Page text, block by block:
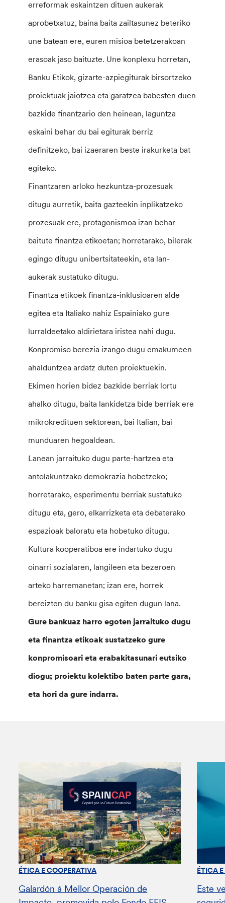
erreformak eskaintzen dituen aukerak
aprobetxatuz, baina baita zailtasunez beteriko
une batean ere, euren misioa betetzerakoan
erasoak jaso baituzte. Une konplexu horretan,
Banku Etikok, gizarte-azpiegiturak birsortzeko
proiektuak jaiotzea eta garatzea babesten duen
bazkide finantzario den heinean, laguntza
eskaini behar du bai egiturak berriz
definitzeko, bai izaeraren beste irakurketa bat
egiteko.
Finantzaren arloko hezkuntza-prozesuak
ditugu aurretik, baita gazteekin inplikatzeko
prozesuak ere, protagonismoa izan behar
baitute finantza etikoetan; horretarako, bilerak
egingo ditugu unibertsitateekin, eta lan-
aukerak sustatuko ditugu.
Finantza etikoek finantza-inklusioaren alde
egitea eta Italiako nahiz Espainiako gure
lurraldeetako aldirietara iristea nahi dugu.
Konpromiso berezia izango dugu emakumeen
ahalduntzea ardatz duten proiektuekin.
Ekimen horien bidez bazkide berriak lortu
ahalko ditugu, baita lankidetza bide berriak ere
mikrokredituen sektorean, bai Italian, bai
munduaren hegoaldean.
Lanean jarraituko dugu parte-hartzea eta
antolakuntzako demokrazia hobetzeko;
horretarako, esperimentu berriak sustatuko
ditugu eta, gero, elkarrizketa eta debaterako
espazioak baloratu eta hobetuko ditugu.
Kultura kooperatiboa ere indartuko dugu
oinarri sozialaren, langileen eta bezeroen
arteko harremanetan; izan ere, horrek
bereizten du banku gisa egiten dugun lana.
Gure bankuaz harro egoten jarraituko dugu
eta finantza etikoak sustatzeko gure
konpromisoari eta erabakitasunari eutsiko
diogu; proiektu kolektibo baten parte gara,
eta hori da gure indarra.
ÉTICA E COOPERATIVA
Galardón á Mellor Operación de
ÉTICA
Este